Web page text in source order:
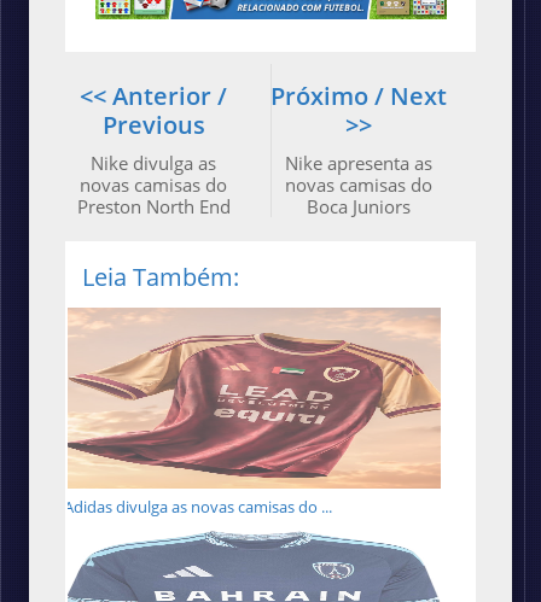
Próximo / Next
>>
Nike apresenta as
novas camisas do
Boca Juniors
<< Anterior /
Previous
Nike divulga as
novas camisas do
Preston North End
Leia Também:
Adidas divulga as novas camisas do ...